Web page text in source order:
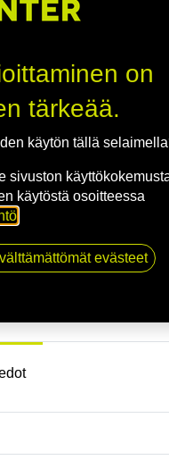
tuotteella ei ole
on
tärkeää.
käytön tällä
sivuston
käytöstä osoitteessa
.
evästeet